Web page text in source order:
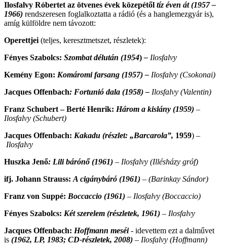
Ilosfalvy Róbertet az ötvenes évek közepétől tíz éven át (1957 –
1966) rendszeresen foglalkoztatta a rádió (és a hanglemezgyár is),
amíg külföldre nem távozott:
Operettjei (teljes, keresztmetszet, részletek):
Fényes Szabolcs: Szombat délután (1954)– Ilosfalvy
Kemény Egon: Komáromi farsang (1957) – Ilosfalvy (Csokonai)
Jacques Offenbach: Fortunió dala (1958) – Ilosfalvy (Valentin)
Franz Schubert – Berté Henrik: Három a kislány (1959) –
Ilosfalvy (Schubert)
Jacques Offenbach: Kakadu (részlet: „Barcarola”, 1959) –
Ilosfalvy
Huszka Jenő: Lili bárónő (1961) – Ilosfalvy (Illésházy gróf)
ifj. Johann Strauss: A cigánybáró (1961) – (Barinkay Sándor)
Franz von Suppé: Boccaccio (1961) – Ilosfalvy (Boccaccio)
Fényes Szabolcs: Két szerelem (részletek, 1961) – Ilosfalvy
Jacques Offenbach: Hoffmann meséi- idevettem ezt a dalművet
is (1962, LP, 1983; CD-részletek, 2008) – Ilosfalvy (Hoffmann)